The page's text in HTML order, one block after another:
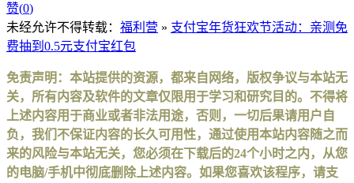
赞(0)
未经允许不得转载： 福利营 » 支付宝年货狂欢节活动：亲测免
费抽到0.5元支付宝红包
免责声明：本站提供的资源，都来自网络，版权争议与本站无
关，所有内容及软件的文章仅限用于学习和研究目的。不得将
上述内容用于商业或者非法用途，否则，一切后果请用户自
负，我们不保证内容的长久可用性，通过使用本站内容随之而
来的风险与本站无关，您必须在下载后的24个小时之内，从您
的电脑/手机中彻底删除上述内容。如果您喜欢该程序，请支